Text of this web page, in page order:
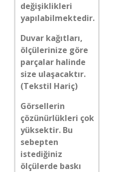
değişiklikleri
yapılabilmektedir.
Duvar kağıtları,
ölçülerinize göre
parçalar halinde
size ulaşacaktır.
(Tekstil Hariç)
Görsellerin
çözünürlükleri çok
yüksektir. Bu
sebepten
istediğiniz
ölçülerde baskı